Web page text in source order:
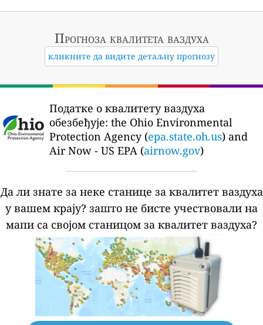
Прогноза квалитета ваздуха
кликните да видите детаљну прогнозу
Податке о квалитету ваздуха
обезбеђује: the Ohio Environmental
Protection Agency (epa.state.oh.us) and
Air Now - US EPA (airnow.gov)
Да ли знате за неке станице за квалитет ваздуха
у вашем крају? зашто не бисте учествовали на
мапи са својом станицом за квалитет ваздуха?